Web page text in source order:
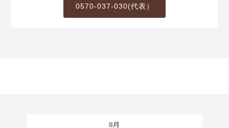
0570-037-030(代表）
8月